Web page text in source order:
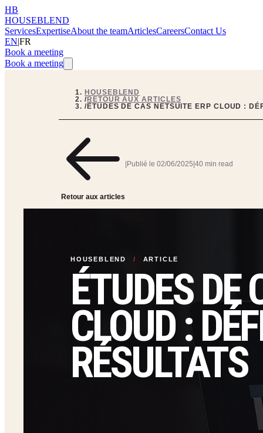
HB
HOUSEBLEND
ServicesExpertiseAbout the teamArticlesCareersContact Us
EN|FR
Book a meeting
Book a meeting
HOUSEBLEND
/RETOUR AUX ARTICLES
/ÉTUDES DE CAS NETSUITE ERP CLOUD :
Retour aux articles
Publié le 02/06/2025 40 min read
HOUSEBLEND / ARTICLE
ÉTUDES DE
CLOUD :
RÉSULTATS